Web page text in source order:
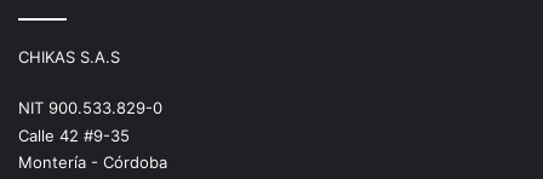
CHIKAS S.A.S
NIT 900.533.829-0
Calle 42 #9-35
Montería - Córdoba